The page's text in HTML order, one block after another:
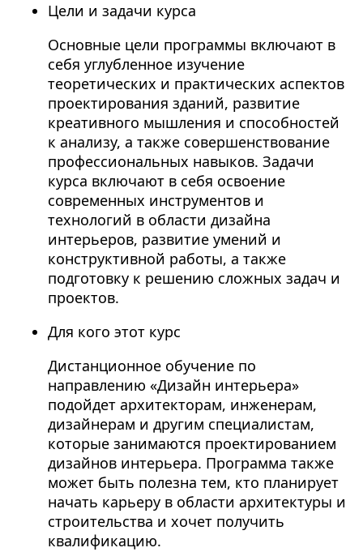
Цели и задачи курса
Основные цели программы включают в
себя углубленное изучение
теоретических и практических аспектов
проектирования зданий, развитие
креативного мышления и способностей
к анализу, а также совершенствование
профессиональных навыков. Задачи
курса включают в себя освоение
современных инструментов и
технологий в области дизайна
интерьеров, развитие умений и
конструктивной работы, а также
подготовку к решению сложных задач и
проектов.
Для кого этот курс
Дистанционное обучение по
направлению «Дизайн интерьера»
подойдет архитекторам, инженерам,
дизайнерам и другим специалистам,
которые занимаются проектированием
дизайнов интерьера. Программа также
может быть полезна тем, кто планирует
начать карьеру в области архитектуры и
строительства и хочет получить
квалификацию.